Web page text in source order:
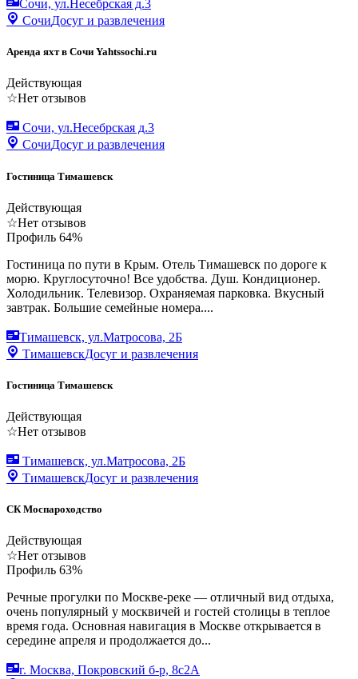
Сочи, ул.Несебрская д.3
СочиДосуг и развлечения
Аренда яхт в Сочи Yahtssochi.ru
Действующая
☆Нет отзывов
Сочи, ул.Несебрская д.3
СочиДосуг и развлечения
Гостиница Тимашевск
Действующая
☆Нет отзывов
Профиль 64%
Гостиница по пути в Крым. Отель Тимашевск по дороге к
морю. Круглосуточно! Все удобства. Душ. Кондиционер.
Холодильник. Телевизор. Охраняемая парковка. Вкусный
завтрак. Большие семейные номера....
Тимашевск, ул.Матросова, 2Б
ТимашевскДосуг и развлечения
Гостиница Тимашевск
Действующая
☆Нет отзывов
Тимашевск, ул.Матросова, 2Б
ТимашевскДосуг и развлечения
СК Моспароходство
Действующая
☆Нет отзывов
Профиль 63%
Речные прогулки по Москве-реке — отличный вид отдыха,
очень популярный у москвичей и гостей столицы в теплое
время года. Основная навигация в Москве открывается в
середине апреля и продолжается до...
г. Москва, Покровский б-р, 8с2А